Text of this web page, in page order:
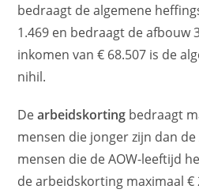
bedraagt de algemene
1.469 en bedraagt de afbouw
inkomen van € 68.507 is de
nihil.
Dearbeidskorting bedraagt
mensen die jonger zijn dan
mensen die de AOW-leeftijd
de arbeidskorting maximaal €